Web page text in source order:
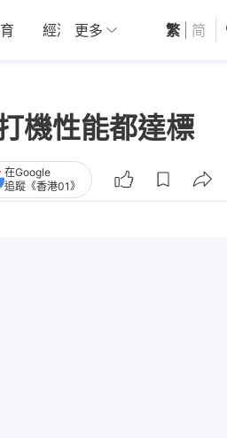
經濟 01深圳 觀點
更多 繁 简
機性能都達標
在Google
追蹤《香港01》